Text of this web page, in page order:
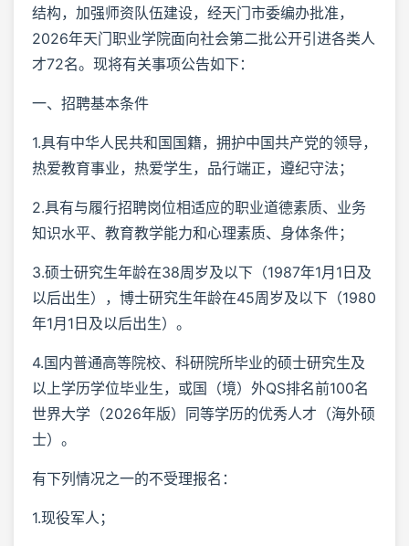
结构，加强师资队伍建设，经天门市委编办批准，
2026年天门职业学院面向社会第二批公开引进各类人
才72名。现将有关事项公告如下：
一、招聘基本条件
1.具有中华人民共和国国籍，拥护中国共产党的领导，
热爱教育事业，热爱学生，品行端正，遵纪守法；
2.具有与履行招聘岗位相适应的职业道德素质、业务
知识水平、教育教学能力和心理素质、身体条件；
3.硕士研究生年龄在38周岁及以下（1987年1月1日及
以后出生），博士研究生年龄在45周岁及以下（1980
年1月1日及以后出生）。
4.国内普通高等院校、科研院所毕业的硕士研究生及
以上学历学位毕业生，或国（境）外QS排名前100名
世界大学（2026年版）同等学历的优秀人才（海外硕
士）。
有下列情况之一的不受理报名：
1.现役军人；